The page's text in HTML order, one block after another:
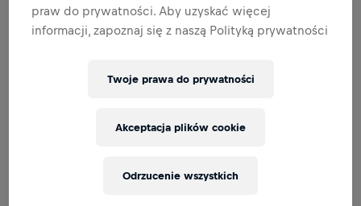
praw do prywatności. Aby uzyskać więcej
informacji, zapoznaj się z naszą Polityką prywatności
Twoje prawa do prywatności
Odrzucenie wszystkich
Akceptacja plików cookie